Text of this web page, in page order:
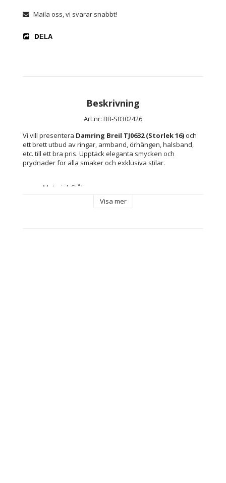
Maila oss, vi svarar snabbt!
DELA
Beskrivning
Art.nr: BB-S0302426
Vi vill presentera Damring Breil TJ0632 (Storlek 16) och
ett brett utbud av ringar, armband, örhängen, halsband,
etc. till ett bra pris. Upptäck eleganta smycken och
prydnader för alla smaker och exklusiva stilar.
Material: Stål
Visa mer